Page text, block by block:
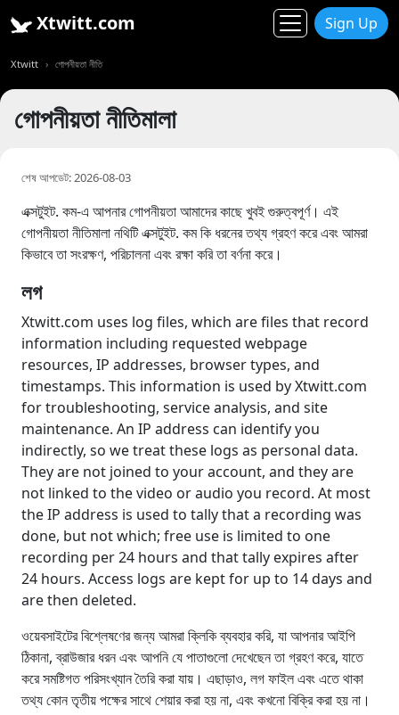
Xtwitt.com Sign Up
Xtwitt গোপনীয়তা নীতি
গোপনীয়তা নীতিমালা
শেষ আপডেট: 2026-08-03
এক্সটুইট. কম-এ আপনার গোপনীয়তা আমাদের কাছে খুবই গুরুত্বপূর্ণ। এই
গোপনীয়তা নীতিমালা নথিটি এক্সটুইট. কম কি ধরনের তথ্য গ্রহণ করে এবং আমরা
কিভাবে তা সংরক্ষণ, পরিচালনা এবং রক্ষা করি তা বর্ণনা করে।
লগ
Xtwitt.com uses log files, which are files that record
information including requested webpage
resources, IP addresses, browser types, and
timestamps. This information is used by Xtwitt.com
for troubleshooting, service analysis, and site
maintenance. An IP address can identify you
indirectly, so we treat these logs as personal data.
They are not joined to your account, and they are
not linked to the video or audio you record. At most
the IP address is used to tally that a recording was
done, but not which; free use is limited to one
recording per 24 hours and that tally expires after
24 hours. Access logs are kept for up to 14 days and
are then deleted.
ওয়েবসাইটের বিশ্লেষণের জন্য আমরা ক্লিকি ব্যবহার করি, যা আপনার আইপি
ঠিকানা, ব্রাউজার ধরন এবং আপনি যে পাতাগুলো দেখেছেন তা গ্রহণ করে, যাতে
করে সমষ্টিগত পরিসংখ্যান তৈরি করা যায়। এছাড়াও, লগ ফাইল এবং এতে থাকা
তথ্য কোন তৃতীয় পক্ষের সাথে শেয়ার করা হয় না, এবং কখনো বিক্রি করা হয় না।